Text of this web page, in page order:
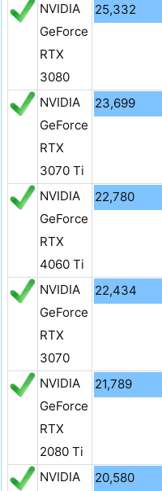
NVIDIA
GeForce
RTX
3080
25,332
NVIDIA
GeForce
RTX
3070 Ti
23,699
NVIDIA
GeForce
RTX
4060 Ti
22,780
NVIDIA
GeForce
RTX
3070
22,434
NVIDIA
GeForce
RTX
2080 Ti
21,789
NVIDIA
20,580